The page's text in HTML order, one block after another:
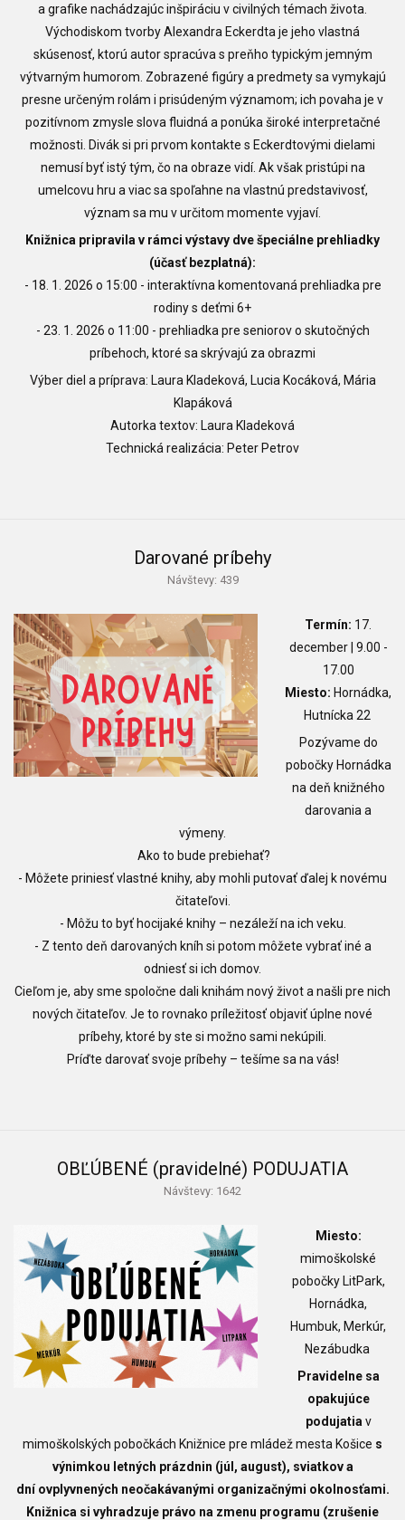
a grafike nachádzajúc inšpiráciu v civilných témach života.
Východiskom tvorby Alexandra Eckerdta je jeho vlastná
skúsenosť, ktorú autor spracúva s preňho typickým jemným
výtvarným humorom. Zobrazené figúry a predmety sa vymykajú
presne určeným rolám i prisúdeným významom; ich povaha je v
pozitívnom zmysle slova fluidná a ponúka široké interpretačné
možnosti. Divák si pri prvom kontakte s Eckerdtovými dielami
nemusí byť istý tým, čo na obraze vidí. Ak však pristúpi na
umelcovu hru a viac sa spoľahne na vlastnú predstavivosť,
význam sa mu v určitom momente vyjaví.
Knižnica pripravila v rámci výstavy dve špeciálne prehliadky
(účasť bezplatná):
- 18. 1. 2026 o 15:00 - interaktívna komentovaná prehliadka pre
rodiny s deťmi 6+
- 23. 1. 2026 o 11:00 - prehliadka pre seniorov o skutočných
príbehoch, ktoré sa skrývajú za obrazmi
Výber diel a príprava: Laura Kladeková, Lucia Kocáková, Mária
Klapáková
Autorka textov: Laura Kladeková
Technická realizácia: Peter Petrov
Darované príbehy
Návštevy: 439
Termín: 17.
december | 9.00 -
17.00
Miesto: Hornádka,
Hutnícka 22
Pozývame do
pobočky Hornádka
na deň knižného
darovania a
výmeny.
Ako to bude prebiehať?
- Môžete priniesť vlastné knihy, aby mohli putovať ďalej k novému
čitateľovi.
- Môžu to byť hocijaké knihy – nezáleží na ich veku.
- Z tento deň darovaných kníh si potom môžete vybrať iné a
odniesť si ich domov.
Cieľom je, aby sme spoločne dali knihám nový život a našli pre nich
nových čitateľov. Je to rovnako príležitosť objaviť úplne nové
príbehy, ktoré by ste si možno sami nekúpili.
Príďte darovať svoje príbehy – tešíme sa na vás!
OBĽÚBENÉ (pravidelné) PODUJATIA
Návštevy: 1642
Miesto:
mimoškolské
pobočky LitPark,
Hornádka,
Humbuk, Merkúr,
Nezábudka
Pravidelne sa
opakujúce
podujatia v
mimoškolských pobočkách Knižnice pre mládež mesta Košice s
výnimkou letných prázdnin (júl, august), sviatkov a
dní ovplyvnených neočakávanými organizačnými okolnosťami.
Knižnica si vyhradzuje právo na zmenu programu (zrušenie